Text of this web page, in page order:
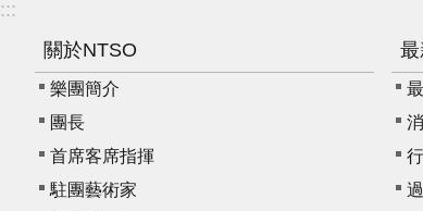
:::
關於NTSO
樂團簡介
團長
首席客席指揮
駐團藝術家